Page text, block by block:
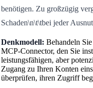
benötigen. Zu großzügig
Schaden\n\t\tbei jeder
Denkmodell: Behandeln
MCP-Connector, den Sie
leistungsfähigen, aber
Zugang zu Ihren Konten
überprüfen, ihren Zugriff